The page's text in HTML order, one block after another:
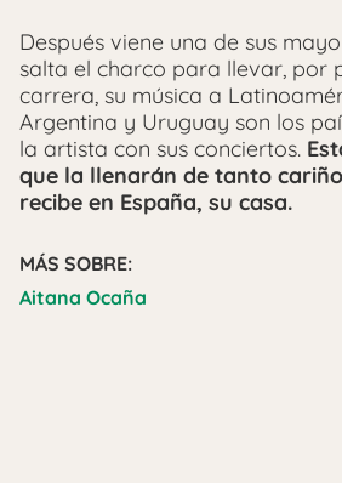
Después viene una de sus
salta el charco para llevar, por
carrera, su música a
Argentina y Uruguay son los
la artista con sus conciertos.
que la llenarán de tanto
recibe en España, su casa.
MÁS SOBRE:
Aitana Ocaña